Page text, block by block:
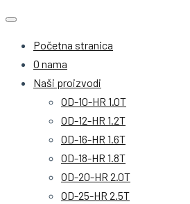
Početna stranica
O nama
Naši proizvodi
OD-10-HR 1.0T
OD-12-HR 1.2T
OD-16-HR 1.6T
OD-18-HR 1.8T
OD-20-HR 2.0T
OD-25-HR 2.5T